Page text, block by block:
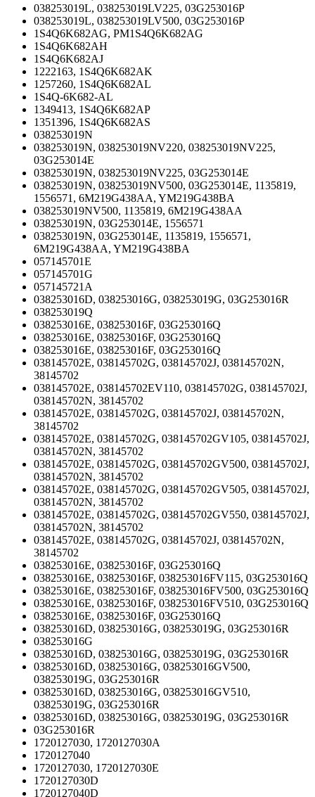
038253019L, 038253019LV225, 03G253016P
038253019L, 038253019LV500, 03G253016P
1S4Q6K682AG, PM1S4Q6K682AG
1S4Q6K682AH
1S4Q6K682AJ
1222163, 1S4Q6K682AK
1257260, 1S4Q6K682AL
1S4Q-6K682-AL
1349413, 1S4Q6K682AP
1351396, 1S4Q6K682AS
038253019N
038253019N, 038253019NV220, 038253019NV225,
03G253014E
038253019N, 038253019NV225, 03G253014E
038253019N, 038253019NV500, 03G253014E, 1135819,
1556571, 6M219G438AA, YM219G438BA
038253019NV500, 1135819, 6M219G438AA
038253019N, 03G253014E, 1556571
038253019N, 03G253014E, 1135819, 1556571,
6M219G438AA, YM219G438BA
057145701E
057145701G
057145721A
038253016D, 038253016G, 038253019G, 03G253016R
038253019Q
038253016E, 038253016F, 03G253016Q
038253016E, 038253016F, 03G253016Q
038253016E, 038253016F, 03G253016Q
038145702E, 038145702G, 038145702J, 038145702N,
38145702
038145702E, 038145702EV110, 038145702G, 038145702J,
038145702N, 38145702
038145702E, 038145702G, 038145702J, 038145702N,
38145702
038145702E, 038145702G, 038145702GV105, 038145702J,
038145702N, 38145702
038145702E, 038145702G, 038145702GV500, 038145702J,
038145702N, 38145702
038145702E, 038145702G, 038145702GV505, 038145702J,
038145702N, 38145702
038145702E, 038145702G, 038145702GV550, 038145702J,
038145702N, 38145702
038145702E, 038145702G, 038145702J, 038145702N,
38145702
038253016E, 038253016F, 03G253016Q
038253016E, 038253016F, 038253016FV115, 03G253016Q
038253016E, 038253016F, 038253016FV500, 03G253016Q
038253016E, 038253016F, 038253016FV510, 03G253016Q
038253016E, 038253016F, 03G253016Q
038253016D, 038253016G, 038253019G, 03G253016R
038253016G
038253016D, 038253016G, 038253019G, 03G253016R
038253016D, 038253016G, 038253016GV500,
038253019G, 03G253016R
038253016D, 038253016G, 038253016GV510,
038253019G, 03G253016R
038253016D, 038253016G, 038253019G, 03G253016R
03G253016R
1720127030, 1720127030A
1720127040
1720127030, 1720127030E
1720127030D
1720127040D